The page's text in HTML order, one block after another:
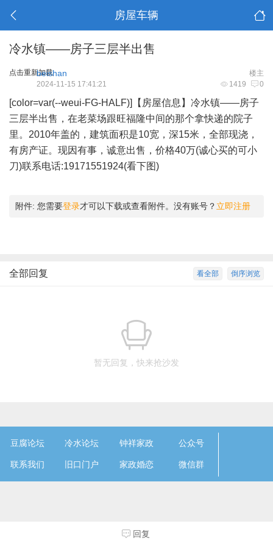
房屋车辆
冷水镇——房子三层半出售
点击重新加载 楼主
beishan
1419 0
2024-11-15 17:41:21
[color=var(--weui-FG-HALF)]
【房屋信息】冷水镇——房子
三层半出售，在老菜场跟旺福隆中间的那个拿快递的院子
里。2010年盖的，建筑面积是10宽，深15米，全部现浇，
有房产证。现因有事，诚意出售，价格40万(诚心买的可小
刀)联系电话:19171551924(看下图)
附件: 您需要登录才可以下载或查看附件。没有账号？ 立即注册
倒序浏览
看全部
全部回复
暂无回复，快来抢沙发
回复
豆腐论坛 冷水论坛 钟祥家政 公众号
联系我们 旧口门户 家政婚恋 微信群